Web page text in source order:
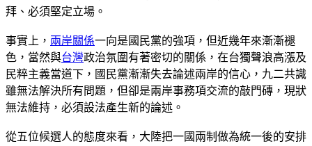
拜、必須堅定立場。
事實上， 兩岸關係一向是國民黨的強項，但近幾年來漸漸褪
色，當然與台灣政治氛圍有著密切的關係，在台獨聲浪高漲及
民粹主義當道下，國民黨漸漸失去論述兩岸的信心，九二共識
雖無法解決所有問題，但卻是兩岸事務項交流的敲門磚，現狀
無法維持，必須設法產生新的論述。
從五位候選人的態度來看，大陸把一國兩制做為統一後的安排